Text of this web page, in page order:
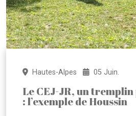
Hautes-Alpes 05 Juin.
Le CEJ-JR, un
: l’exemple de Houssin